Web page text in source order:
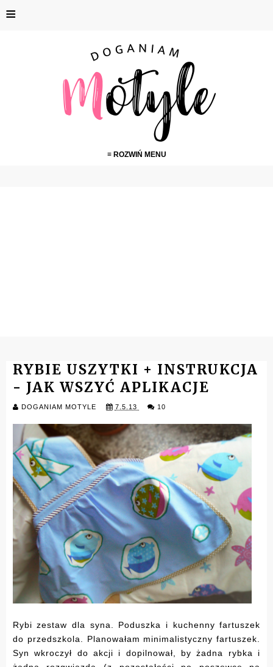
≡
≡ ROZWIŃ MENU
RYBIE USZYTKI + INSTRUKCJA
- JAK WSZYĆ APLIKACJE
DOGANIAM MOTYLE 7.5.13 10
Rybi zestaw dla syna. Poduszka i kuchenny fartuszek
do przedszkola. Planowałam minimalistyczny fartuszek.
Syn wkroczył do akcji i dopilnował, by żadna rybka i